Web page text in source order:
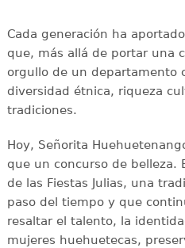
Cada generación ha
que, más allá de portar una
orgullo de un departamento
diversidad étnica, riqueza
tradiciones.
Hoy, Señorita
que un concurso de belleza.
de las Fiestas Julias, una
paso del tiempo y que
resaltar el talento, la
mujeres huehuetecas,